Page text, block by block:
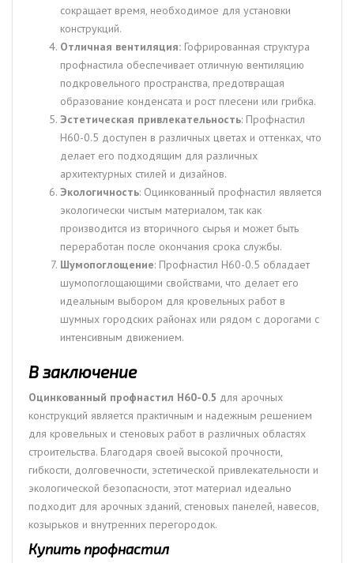
сокращает время, необходимое для установки
конструкций.
Отличная вентиляция: Гофрированная структура
профнастила обеспечивает отличную вентиляцию
подкровельного пространства, предотвращая
образование конденсата и рост плесени или грибка.
Эстетическая привлекательность: Профнастил
Н60-0.5 доступен в различных цветах и оттенках, что
делает его подходящим для различных
архитектурных стилей и дизайнов.
Экологичность: Оцинкованный профнастил является
экологически чистым материалом, так как
производится из вторичного сырья и может быть
переработан после окончания срока службы.
Шумопоглощение: Профнастил Н60-0.5 обладает
шумопоглощающими свойствами, что делает его
идеальным выбором для кровельных работ в
шумных городских районах или рядом с дорогами с
интенсивным движением.
В заключение
Оцинкованный профнастил Н60-0.5 для арочных
конструкций является практичным и надежным решением
для кровельных и стеновых работ в различных областях
строительства. Благодаря своей высокой прочности,
гибкости, долговечности, эстетической привлекательности и
экологической безопасности, этот материал идеально
подходит для арочных зданий, стеновых панелей, навесов,
козырьков и внутренних перегородок.
Купить профнастил